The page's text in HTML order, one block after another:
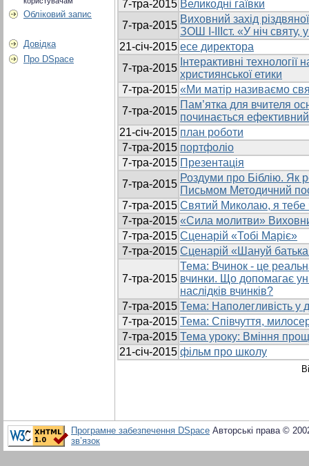
Обліковий запис
Довідка
Про DSpace
7-тра-2015 Великодні гаївки
7-тра-2015
Виховний захід
ЗОШ І-ІІІст. «У ніч святу,
21-січ-2015 есе директора
7-тра-2015
Інтерактивні
християнської етики
7-тра-2015 «Ми матір називаємо
7-тра-2015
Пам’ятка для вчителя
починається
21-січ-2015 план роботи
7-тра-2015 портфоліо
7-тра-2015 Презентація
7-тра-2015
Роздуми про Біблію. Як
Письмом Методичний
7-тра-2015 Святий Миколаю, я тебе
7-тра-2015 «Сила молитви»
7-тра-2015 Сценарій «Тобі Маріє»
7-тра-2015 Сценарій «Шануй
7-тра-2015
Тема: Вчинок - це
вчинки. Що допомагає
наслiдкiв вчинкiв?
7-тра-2015 Тема: Наполегливість у
7-тра-2015 Тема: Співчуття,
7-тра-2015 Тема уроку: Вміння
21-січ-2015 фільм про школу
Програмне забезпечення DSpace Авторські права ©
зв’язок